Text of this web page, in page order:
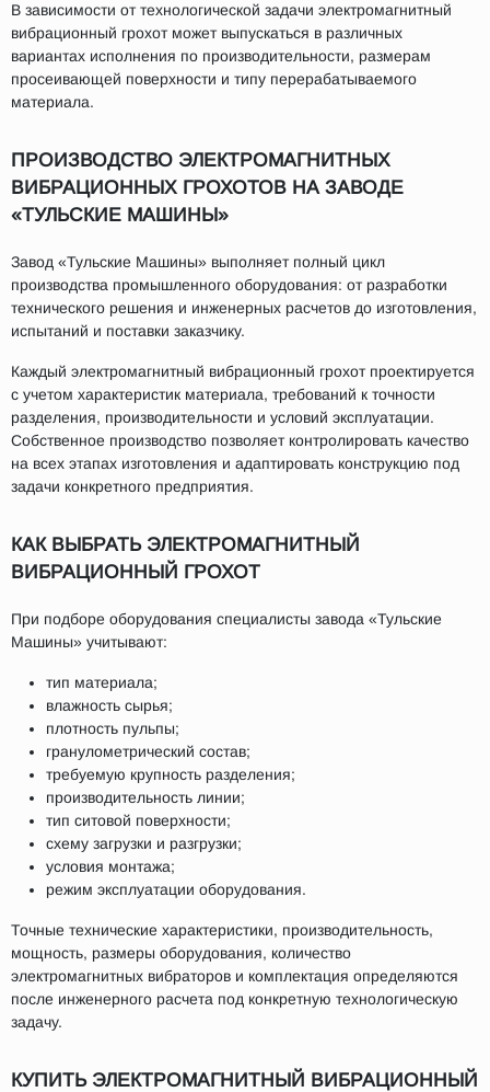
В зависимости от технологической задачи электромагнитный
вибрационный грохот может выпускаться в различных
вариантах исполнения по производительности, размерам
просеивающей поверхности и типу перерабатываемого
материала.
ПРОИЗВОДСТВО ЭЛЕКТРОМАГНИТНЫХ
ВИБРАЦИОННЫХ ГРОХОТОВ НА ЗАВОДЕ
«ТУЛЬСКИЕ МАШИНЫ»
Завод «Тульские Машины» выполняет полный цикл
производства промышленного оборудования: от разработки
технического решения и инженерных расчетов до изготовления,
испытаний и поставки заказчику.
Каждый электромагнитный вибрационный грохот проектируется
с учетом характеристик материала, требований к точности
разделения, производительности и условий эксплуатации.
Собственное производство позволяет контролировать качество
на всех этапах изготовления и адаптировать конструкцию под
задачи конкретного предприятия.
КАК ВЫБРАТЬ ЭЛЕКТРОМАГНИТНЫЙ
ВИБРАЦИОННЫЙ ГРОХОТ
При подборе оборудования специалисты завода «Тульские
Машины» учитывают:
тип материала;
влажность сырья;
плотность пульпы;
гранулометрический состав;
требуемую крупность разделения;
производительность линии;
тип ситовой поверхности;
схему загрузки и разгрузки;
условия монтажа;
режим эксплуатации оборудования.
Точные технические характеристики, производительность,
мощность, размеры оборудования, количество
электромагнитных вибраторов и комплектация определяются
после инженерного расчета под конкретную технологическую
задачу.
КУПИТЬ ЭЛЕКТРОМАГНИТНЫЙ ВИБРАЦИОННЫЙ